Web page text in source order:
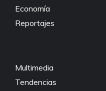
Economía
Reportajes
Multimedia
Tendencias